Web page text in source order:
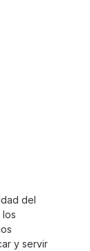
del
los
y servir